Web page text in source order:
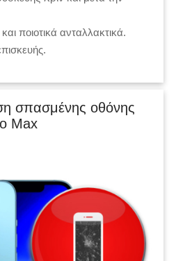
ποιοτικά ανταλλακτικά.
σπασμένης οθόνης
Max